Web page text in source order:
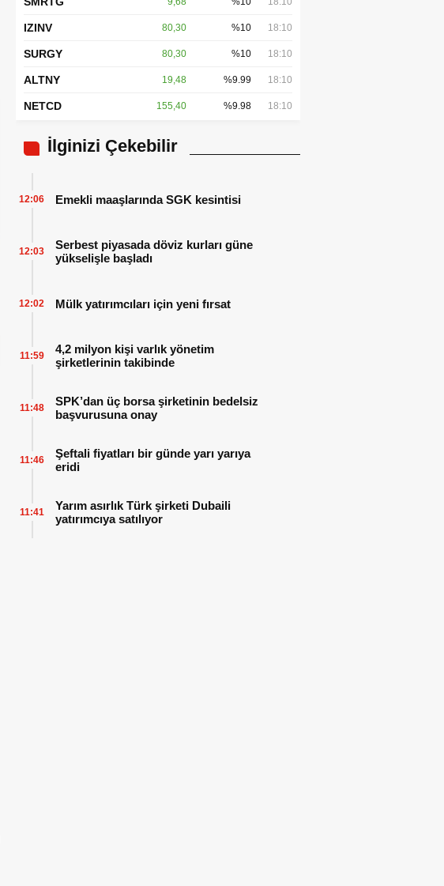
IZINV 80,30 %10 18:10
SURGY 80,30 %10 18:10
ALTNY 19,48 %9.99 18:10
NETCD 155,40 %9.98 18:10
İlginizi Çekebilir
Emekli maaşlarında SGK kesintisi
12:06
Serbest piyasada döviz kurları güne
yükselişle başladı
12:03
Mülk yatırımcıları için yeni fırsat
12:02
4,2 milyon kişi varlık yönetim
şirketlerinin takibinde
11:59
SPK’dan üç borsa şirketinin bedelsiz
başvurusuna onay
11:48
Şeftali fiyatları bir günde yarı yarıya
eridi
11:46
Yarım asırlık Türk şirketi Dubaili
yatırımcıya satılıyor
11:41